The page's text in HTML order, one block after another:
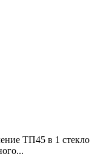
ТП45 в 1 стекло